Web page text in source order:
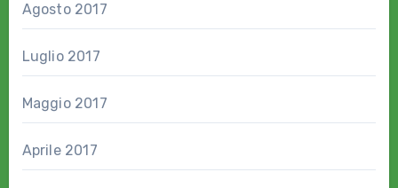
Agosto 2017
Luglio 2017
Maggio 2017
Aprile 2017